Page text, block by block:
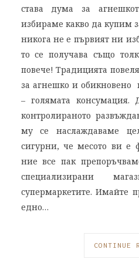
става дума за
избираме какво да купим
никога не е първият ни
то се получава също
повече! Традицията
за агнешко и
– голямата консумация.
контролираното
му се наслаждаваме
сигурни, че месото ви е
ние все пак
специализирани
супермаркетите. Имайте
едно…
CONTINUE